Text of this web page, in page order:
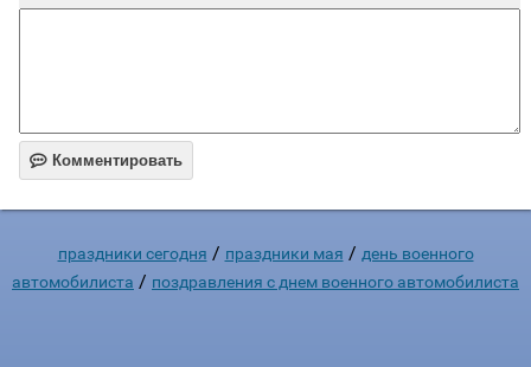
 Комментировать
праздники сегодня / праздники мая / день военного
автомобилиста / поздравления с днем военного автомобилиста